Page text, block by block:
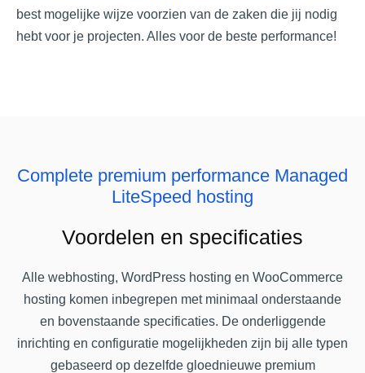
best mogelijke wijze voorzien van de zaken die jij nodig
hebt voor je projecten. Alles voor de beste performance!
Complete premium performance Managed
LiteSpeed hosting
Voordelen en specificaties
Alle webhosting, WordPress hosting en WooCommerce
hosting komen inbegrepen met minimaal onderstaande
en bovenstaande specificaties. De onderliggende
inrichting en configuratie mogelijkheden zijn bij alle typen
gebaseerd op dezelfde gloednieuwe premium